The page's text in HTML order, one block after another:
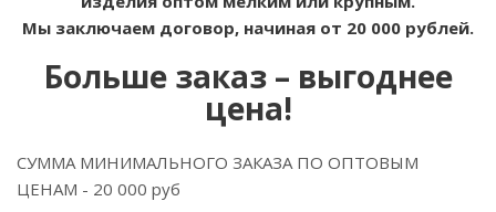
Мы заключаем договор, начиная от 20 000 рублей.
Больше заказ – выгоднее
цена!
СУММА МИНИМАЛЬНОГО ЗАКАЗА ПО ОПТОВЫМ
ЦЕНАМ - 20 000 руб